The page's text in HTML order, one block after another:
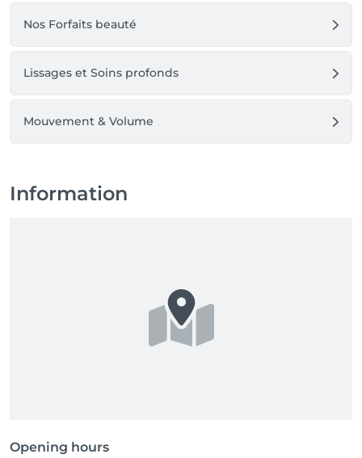
Nos Forfaits beauté
Lissages et Soins profonds
Mouvement & Volume
Information
Opening hours